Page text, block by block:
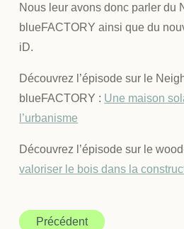
Nous leur avons donc parler du
blueFACTORY ainsi que du
iD.
Découvrez l’épisode sur le
blueFACTORY : Une maison
l’urbanisme
Découvrez l’épisode sur le
valoriser le bois dans la
Précédent